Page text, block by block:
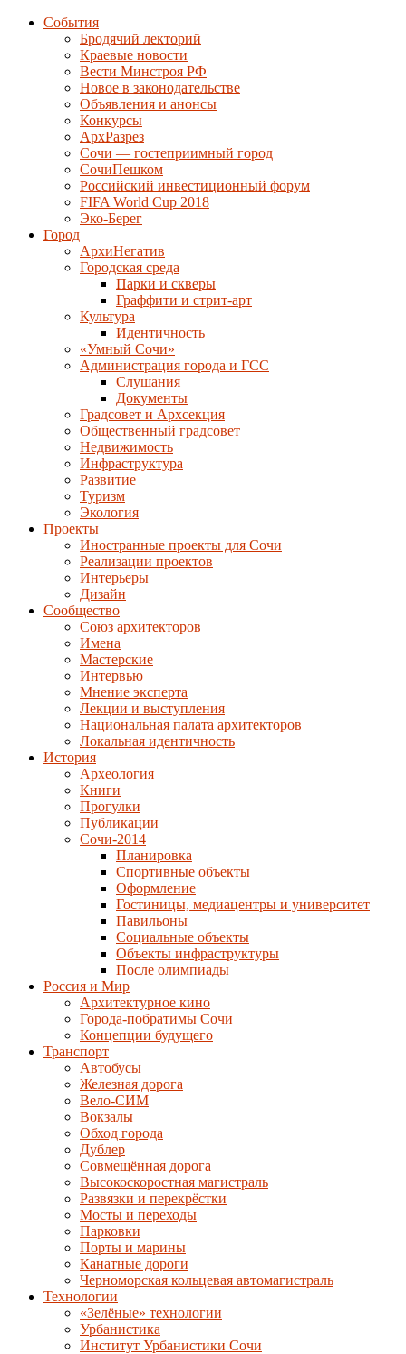
События
Бродячий лекторий
Краевые новости
Вести Минстроя РФ
Новое в законодательстве
Объявления и анонсы
Конкурсы
АрхРазрез
Сочи — гостеприимный город
СочиПешком
Российский инвестиционный форум
FIFA World Cup 2018
Эко-Берег
Город
АрхиНегатив
Городская среда
Парки и скверы
Граффити и стрит-арт
Культура
Идентичность
«Умный Сочи»
Администрация города и ГСС
Слушания
Документы
Градсовет и Архсекция
Общественный градсовет
Недвижимость
Инфраструктура
Развитие
Туризм
Экология
Проекты
Иностранные проекты для Сочи
Реализации проектов
Интерьеры
Дизайн
Сообщество
Союз архитекторов
Имена
Мастерские
Интервью
Мнение эксперта
Лекции и выступления
Национальная палата архитекторов
Локальная идентичность
История
Археология
Книги
Прогулки
Публикации
Сочи-2014
Планировка
Спортивные объекты
Оформление
Гостиницы, медиацентры и университет
Павильоны
Социальные объекты
Объекты инфраструктуры
После олимпиады
Россия и Мир
Архитектурное кино
Города-побратимы Сочи
Концепции будущего
Транспорт
Автобусы
Железная дорога
Вело-СИМ
Вокзалы
Обход города
Дублер
Совмещённая дорога
Высокоскоростная магистраль
Развязки и перекрёстки
Мосты и переходы
Парковки
Порты и марины
Канатные дороги
Черноморская кольцевая автомагистраль
Технологии
«Зелёные» технологии
Урбанистика
Институт Урбанистики Сочи